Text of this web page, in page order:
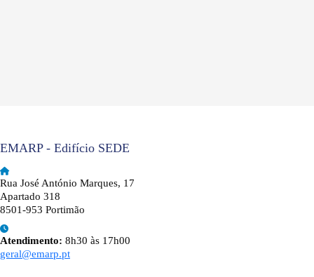
EMARP - Edifício SEDE
Rua José António Marques, 17
Apartado 318
8501-953 Portimão
Atendimento: 8h30 às 17h00
geral@emarp.pt